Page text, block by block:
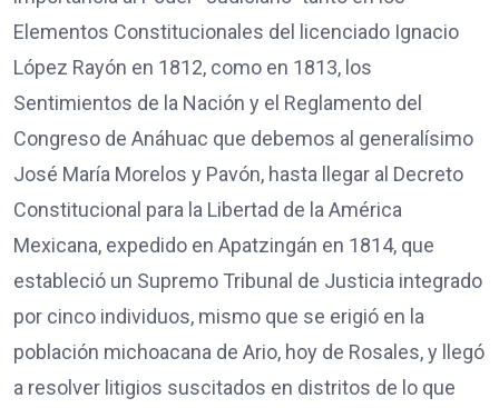
Elementos Constitucionales del licenciado Ignacio
López Rayón en 1812, como en 1813, los
Sentimientos de la Nación y el Reglamento del
Congreso de Anáhuac que debemos al generalísimo
José María Morelos y Pavón, hasta llegar al Decreto
Constitucional para la Libertad de la América
Mexicana, expedido en Apatzingán en 1814, que
estableció un Supremo Tribunal de Justicia integrado
por cinco individuos, mismo que se erigió en la
población michoacana de Ario, hoy de Rosales, y llegó
a resolver litigios suscitados en distritos de lo que